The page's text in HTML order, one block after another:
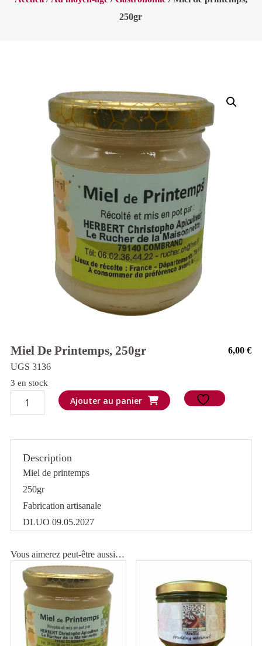
250gr
Miel De Printemps, 250gr 6,00€
UGS 3136
3 en stock
quantité
de
printemps,
Ajouter au panier
Description
Miel de printemps
250gr
Fabrication artisanale
DLUO 09.05.2027
Vous aimerez peut-être aussi…